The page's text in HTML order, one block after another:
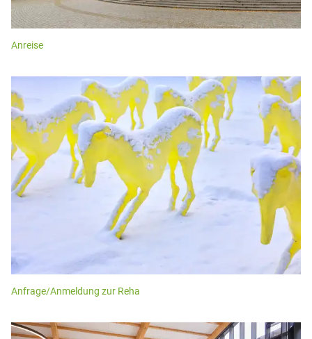
Anreise
Anfrage/Anmeldung zur Reha